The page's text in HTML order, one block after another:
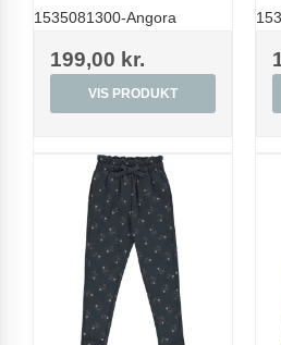
1535081300-Angora
199,00 kr.
VIS PRODUKT